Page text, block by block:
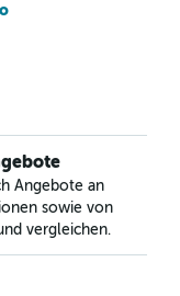
Angebote an
sowie von
vergleichen.